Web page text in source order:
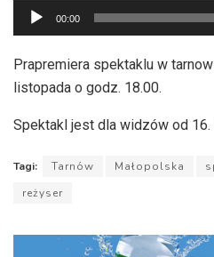
Odtwarzacz
plików
dźwiękowych
00:00
Prapremiera spektaklu w
listopada o godz. 18.00.
Spektakl jest dla widzów od 16.
Tagi: Tarnów Małopolska
reżyser